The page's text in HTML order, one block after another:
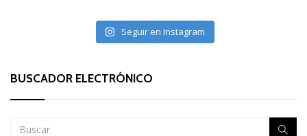
Seguir en Instagram
BUSCADOR ELECTRÓNICO